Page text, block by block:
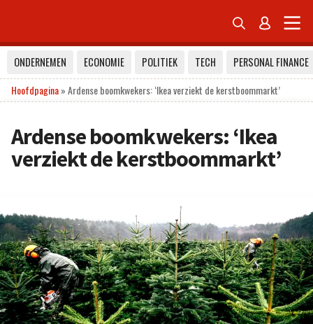
 
ONDERNEMEN ECONOMIE POLITIEK TECH
PERSONAL FINANCE
Hoofdpagina»Ardense boomkwekers: ‘Ikea verziekt de kerstboommarkt’
Ardense boomkwekers: ‘Ikea
verziekt de kerstboommarkt’